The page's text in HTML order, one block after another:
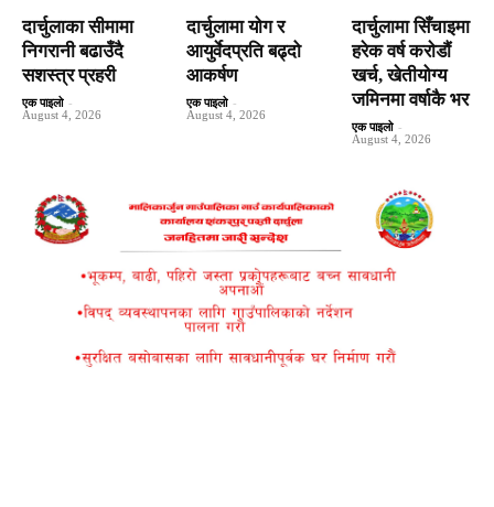
दार्चुलाका सीमामा
निगरानी बढाउँदै
सशस्त्र प्रहरी
एक पाइलो -
August 4, 2026
दार्चुलामा योग र
आयुर्वेदप्रति बढ्दो
आकर्षण
एक पाइलो -
August 4, 2026
दार्चुलामा सिँचाइमा
हरेक वर्ष कराेडाैं
खर्च, खेतीयोग्य
जमिनमा वर्षाकै भर
एक पाइलो -
August 4, 2026